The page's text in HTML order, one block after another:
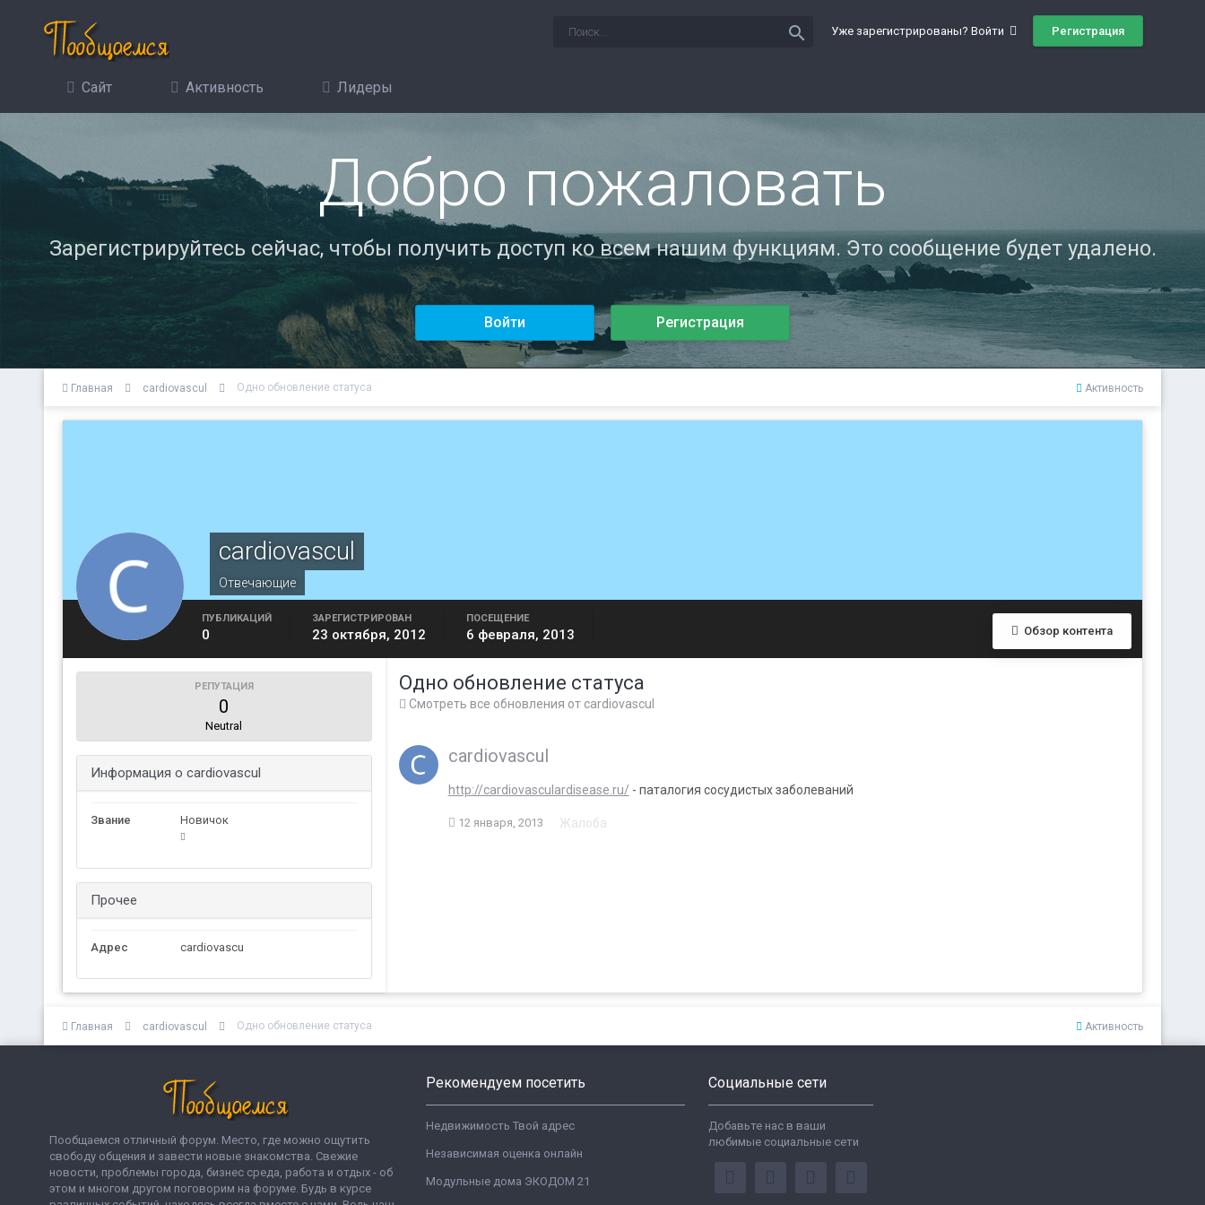
Уже зарегистрированы? Войти Регистрация
search
Сайт Активность Лидеры
Добро пожаловать
Зарегистрируйтесь сейчас, чтобы получить доступ ко всем нашим функциям. Это сообщение будет удалено.
Войти Регистрация
Активность
Главная cardiovascul Одно обновление статуса
cardiovascul
Отвечающие
Обзор контента
ПУБЛИКАЦИЙ
0
ЗАРЕГИСТРИРОВАН
23 октября, 2012
ПОСЕЩЕНИЕ
6 февраля, 2013
РЕПУТАЦИЯ
0
Neutral
Информация о cardiovascul
Звание Новичок
Прочее
Адрес cardiovascu
Одно обновление статуса
Смотреть все обновления от cardiovascul
cardiovascul
http://cardiovasculardisease.ru/ - паталогия сосудистых заболеваний
12 января, 2013 Жалоба
Активность
Главная cardiovascul Одно обновление статуса
Пообщаемся отличный форум. Место, где можно ощутить
свободу общения и завести новые знакомства. Свежие
новости, проблемы города, бизнес среда, работа и отдых - об
этом и многом другом поговорим на форуме. Будь в курсе
Рекомендуем посетить
Недвижимость Твой адрес
Независимая оценка онлайн
Модульные дома ЭКОДОМ 21
Социальные сети
Добавьте нас в ваши
любимые социальные сети